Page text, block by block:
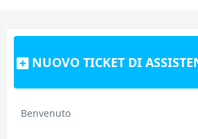
NUOVO TICKET DI
Benvenuto